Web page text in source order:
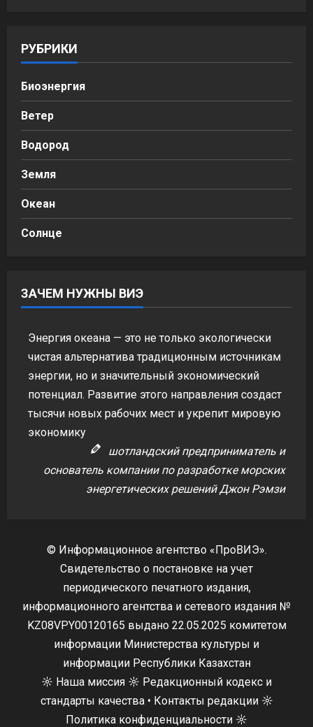
РУБРИКИ
Биоэнергия
Ветер
Водород
Земля
Океан
Солнце
ЗАЧЕМ НУЖНЫ ВИЭ
Энергия океана — это не только экологически
чистая альтернатива традиционным источникам
энергии, но и значительный экономический
потенциал. Развитие этого направления создаст
тысячи новых рабочих мест и укрепит мировую
экономику
шотландский предприниматель и
основатель компании по разработке морских
энергетических решений Джон Рэмзи
© Информационное агентство «ПроВИЭ».
Свидетельство о постановке на учет
периодического печатного издания,
информационного агентства и сетевого издания №
KZ08VPY00120165 выдано 22.05.2025 комитетом
информации Министерства культуры и
информации Республики Казахстан
☼ Наша миссия ☼ Редакционный кодекс и
стандарты качества• Контакты редакции☼
Политика конфиденциальности ☼